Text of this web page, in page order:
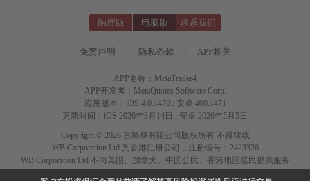
触屏版 电脑版 联系我们
免责声明 隐私条款 APP相关
APP名称：MetaTrader4
APP开发者：MetaQuotes Software Corp.
应用版本：iOS 4.0.1470 ; 安卓 400.1471
更新时间：iOS 2026年3月14日 ; 安卓 2026年5月5日
Copyright © 2026 富格林有限公司版权所有 不得转载
WB Corporation Ltd 为香港注册公司，注册编号：2423326
WB Corporation Ltd 不向美国、加拿大、中国公民、香港地区居民提供服务